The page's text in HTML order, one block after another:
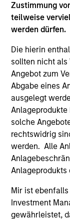
Zustimmung
teilweise
werden dürfen.
Die hierin
sollten nicht
Angebot zum
Abgabe eines
ausgelegt
solche
rechtswidrig
werden. Alle
Anlageprodukts
Mir ist
Investment
gewährleistet,
As of July 25,
and educational
the investment
(for realized
are the property
on this website
otherwise
links shown
third party site.
only as a
not and does
investigation,
information
shall we be
the site or your